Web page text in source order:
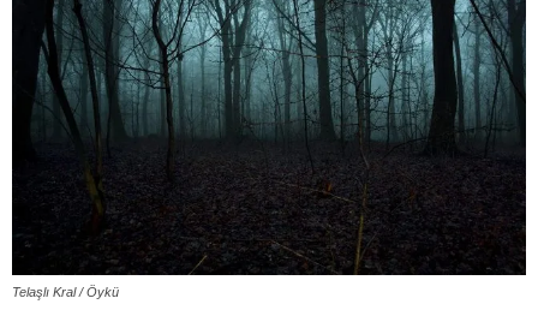
Telaşlı Kral / Öykü